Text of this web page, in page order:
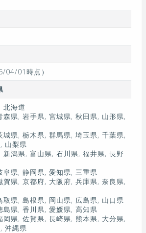
04/01時点）
北海道
森県, 岩手県, 宮城県, 秋田県, 山形県,
城県, 栃木県, 群馬県, 埼玉県, 千葉県,
山梨県
新潟県, 富山県, 石川県, 福井県, 長野
阜県, 静岡県, 愛知県, 三重県
賀県, 京都府, 大阪府, 兵庫県, 奈良県,
取県, 島根県, 岡山県, 広島県, 山口県
島県, 香川県, 愛媛県, 高知県
岡県, 佐賀県, 長崎県, 熊本県, 大分県,
沖縄県